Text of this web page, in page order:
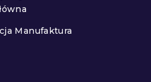
Manufaktura